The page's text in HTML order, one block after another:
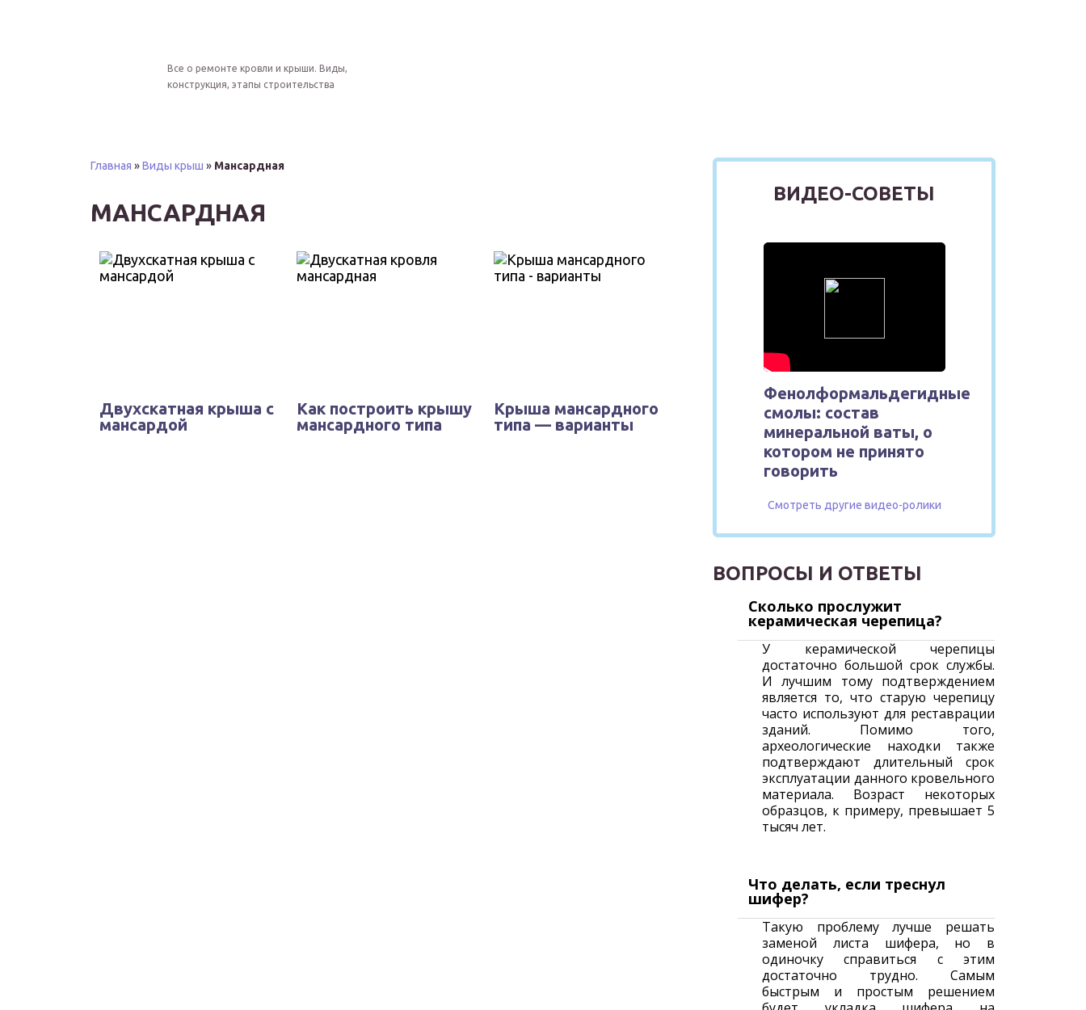
Все о ремонте кровли и крыши. Виды,
конструкция, этапы строительства
Главная »Виды крыш » Мансардная
МАНСАРДНАЯ
Двухскатная крыша с
мансардой
Как построить крышу
мансардного типа
Крыша мансардного
типа — варианты
ВИДЕО-СОВЕТЫ
Фенолформальдегидные
смолы: состав
минеральной ваты, о
котором не принято
говорить
Смотреть другие видео-ролики
ВОПРОСЫ И ОТВЕТЫ
Сколько прослужит
керамическая черепица?
У керамической черепицы
достаточно большой срок службы.
И лучшим тому подтверждением
является то, что старую черепицу
часто используют для реставрации
зданий. Помимо того,
археологические находки также
подтверждают длительный срок
эксплуатации данного кровельного
материала. Возраст некоторых
образцов, к примеру, превышает 5
тысяч лет.
Что делать, если треснул
шифер?
Такую проблему лучше решать
заменой листа шифера, но в
одиночку справиться с этим
достаточно трудно. Самым
быстрым и простым решением